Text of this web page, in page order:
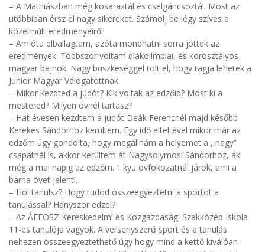
– A Mathiászban még kosaraztál és cselgáncsoztál. Most az
utóbbiban érsz el nagy sikereket. Számolj be légy szíves a
közelmúlt eredményeiről!
– Amióta elballagtam, azóta mondhatni sorra jöttek az
eredmények. Többször voltam diákolimpiai, és korosztályos
magyar bajnok. Nagy büszkeséggel tölt el, hogy tagja lehetek a
Junior Magyar Válogatottnak.
– Mikor kezdted a judót? Kik voltak az edzőid? Most ki a
mestered? Milyen övnél tartasz?
– Hat évesen kezdtem a judót Deák Ferencnél majd később
Kerekes Sándorhoz kerültem. Egy idő elteltével mikor már az
edzőm úgy gondolta, hogy megállnám a helyemet a ,,nagy”
csapatnál is, akkor kerültem át Nagysolymosi Sándorhoz, aki
még a mai napig az edzőm. 1.kyu övfokozatnál járok, ami a
barna övet jelenti.
– Hol tanulsz? Hogy tudod összeegyeztetni a sportot a
tanulással? Hányszor edzel?
– Az ÁFEOSZ Kereskedelmi és Közgazdasági Szakközép Iskola
11-es tanulója vagyok. A versenyszerű sport és a tanulás
nehezen összeegyeztethető úgy hogy mind a kettő kiválóan